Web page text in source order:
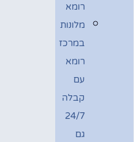
רומא
מלונות
במרכז
רומא
עם
קבלה
24/7
גם